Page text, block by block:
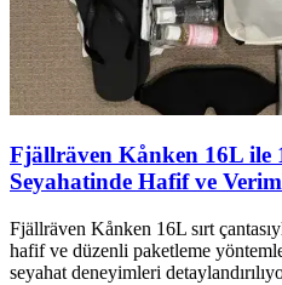
Fjällräven Kånken 16L ile
Seyahatinde Hafif ve
Fjällräven Kånken 16L sırt
hafif ve düzenli paketleme
seyahat deneyimleri